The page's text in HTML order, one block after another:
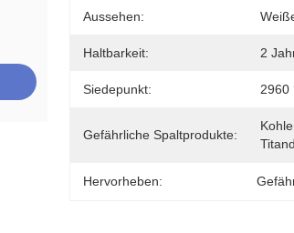
Aussehen:
Haltbarkeit: 2
Siedepunkt: 2960
Gefährliche Spaltprodukte:
Hervorheben: